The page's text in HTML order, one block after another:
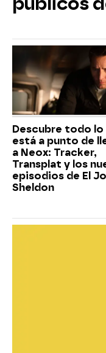
Descubre todo lo
está a punto de
a Neox: Tracker,
Transplat y los
episodios de El
Sheldon